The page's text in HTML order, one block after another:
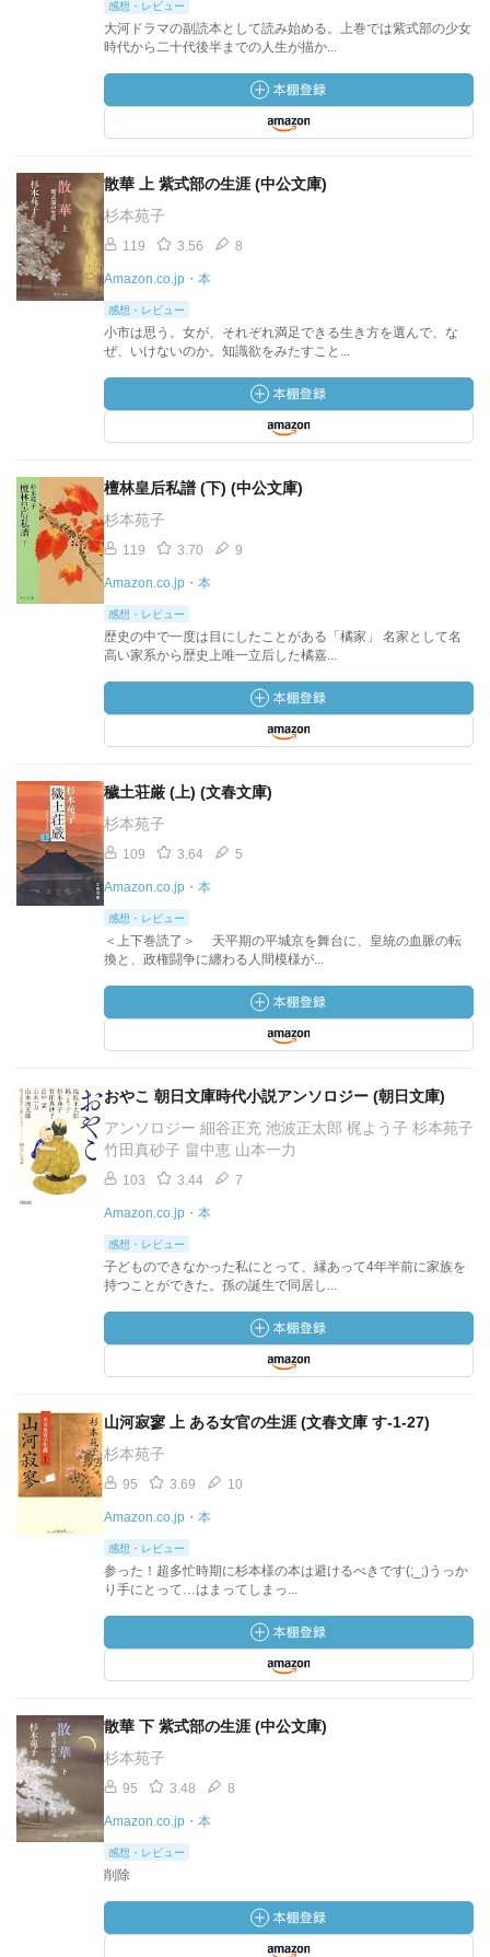
感想・レビュー
大河ドラマの副読本として読み始める。上巻では紫式部の少女
時代から二十代後半までの人生が描か...
散華 上 紫式部の生涯 (中公文庫)
杉本苑子
119 3.56 8
Amazon.co.jp・本
感想・レビュー
小市は思う。女が、それぞれ満足できる生き方を選んで、な
ぜ、いけないのか。知識欲をみたすこと...
檀林皇后私譜 (下) (中公文庫)
杉本苑子
119 3.70 9
Amazon.co.jp・本
感想・レビュー
歴史の中で一度は目にしたことがある「橘家」 名家として名
高い家系から歴史上唯一立后した橘嘉...
穢土荘厳 (上) (文春文庫)
杉本苑子
109 3.64 5
Amazon.co.jp・本
感想・レビュー
＜上下巻読了＞ 天平期の平城京を舞台に、皇統の血脈の転
換と、政権闘争に纏わる人間模様が...
おやこ 朝日文庫時代小説アンソロジー (朝日文庫)
アンソロジー 細谷正充 池波正太郎 梶よう子 杉本苑子
竹田真砂子 畠中恵 山本一力
103 3.44 7
Amazon.co.jp・本
感想・レビュー
子どものできなかった私にとって、縁あって4年半前に家族を
持つことができた。孫の誕生で同居し...
山河寂寥 上 ある女官の生涯 (文春文庫 す-1-27)
杉本苑子
95 3.69 10
Amazon.co.jp・本
感想・レビュー
参った！超多忙時期に杉本様の本は避けるべきです(;_;)うっか
り手にとって…はまってしまっ...
散華 下 紫式部の生涯 (中公文庫)
杉本苑子
95 3.48 8
Amazon.co.jp・本
感想・レビュー
削除